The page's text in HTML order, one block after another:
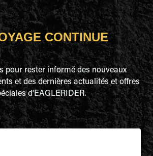
CONTINUE
pour rester informé des nouveaux
et des dernières actualités et offres
d'EAGLERIDER.